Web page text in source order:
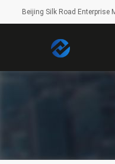
Beijing Silk Road Enterprise